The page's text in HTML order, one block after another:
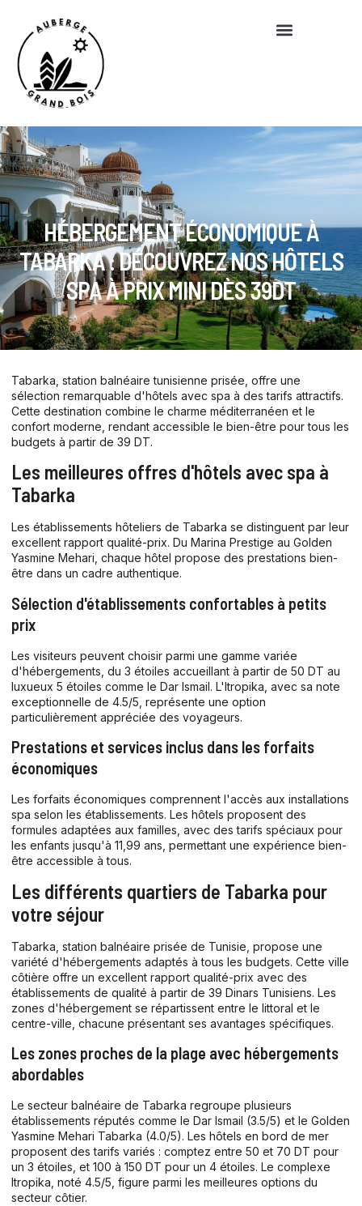
HÉBERGEMENT ÉCONOMIQUE À
TABARKA : DÉCOUVREZ NOS HÔTELS
SPA À PRIX MINI DÈS 39DT
Tabarka, station balnéaire tunisienne prisée, offre une
sélection remarquable d'hôtels avec spa à des tarifs attractifs.
Cette destination combine le charme méditerranéen et le
confort moderne, rendant accessible le bien-être pour tous les
budgets à partir de 39 DT.
Les meilleures offres d'hôtels avec spa à
Tabarka
Les établissements hôteliers de Tabarka se distinguent par leur
excellent rapport qualité-prix. Du Marina Prestige au Golden
Yasmine Mehari, chaque hôtel propose des prestations bien-
être dans un cadre authentique.
Sélection d'établissements confortables à petits
prix
Les visiteurs peuvent choisir parmi une gamme variée
d'hébergements, du 3 étoiles accueillant à partir de 50 DT au
luxueux 5 étoiles comme le Dar Ismail. L'Itropika, avec sa note
exceptionnelle de 4.5/5, représente une option
particulièrement appréciée des voyageurs.
Prestations et services inclus dans les forfaits
économiques
Les forfaits économiques comprennent l'accès aux installations
spa selon les établissements. Les hôtels proposent des
formules adaptées aux familles, avec des tarifs spéciaux pour
les enfants jusqu'à 11,99 ans, permettant une expérience bien-
être accessible à tous.
Les différents quartiers de Tabarka pour
votre séjour
Tabarka, station balnéaire prisée de Tunisie, propose une
variété d'hébergements adaptés à tous les budgets. Cette ville
côtière offre un excellent rapport qualité-prix avec des
établissements de qualité à partir de 39 Dinars Tunisiens. Les
zones d'hébergement se répartissent entre le littoral et le
centre-ville, chacune présentant ses avantages spécifiques.
Les zones proches de la plage avec hébergements
abordables
Le secteur balnéaire de Tabarka regroupe plusieurs
établissements réputés comme le Dar Ismail (3.5/5) et le Golden
Yasmine Mehari Tabarka (4.0/5). Les hôtels en bord de mer
proposent des tarifs variés : comptez entre 50 et 70 DT pour
un 3 étoiles, et 100 à 150 DT pour un 4 étoiles. Le complexe
Itropika, noté 4.5/5, figure parmi les meilleures options du
secteur côtier.